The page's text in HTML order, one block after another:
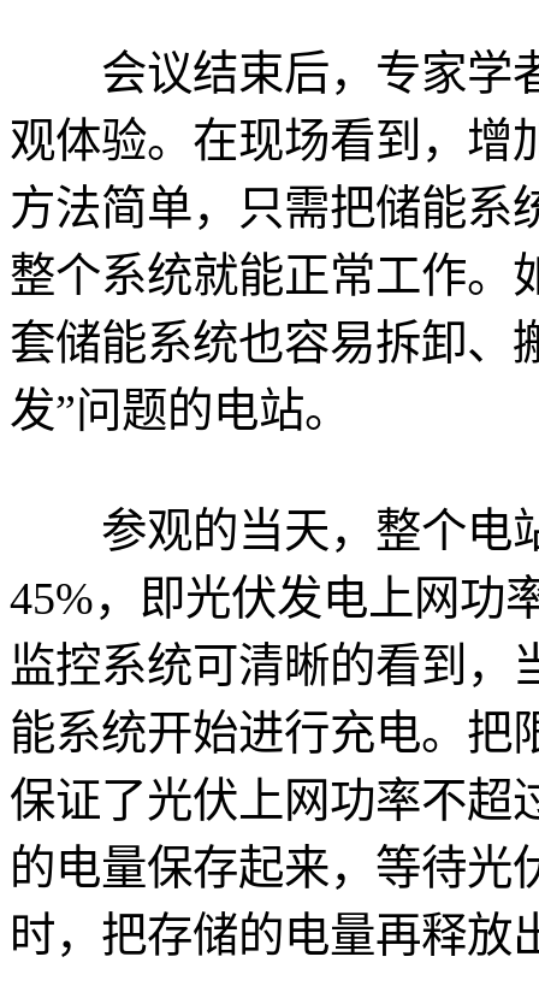
会议结束后，专家学
观体验。在现场看到，增
方法简单，只需把储能系
整个系统就能正常工作。
套储能系统也容易拆卸、
发”问题的电站。
参观的当天，整个电
45%，即光伏发电上网功
监控系统可清晰的看到，
能系统开始进行充电。把
保证了光伏上网功率不超
的电量保存起来，等待光
时，把存储的电量再释放